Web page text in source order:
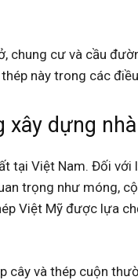
chung cư và cầu
này trong các
xây dựng
tại Việt Nam. Đối với
trọng như móng,
Việt Mỹ được lựa
cây và thép cuộn